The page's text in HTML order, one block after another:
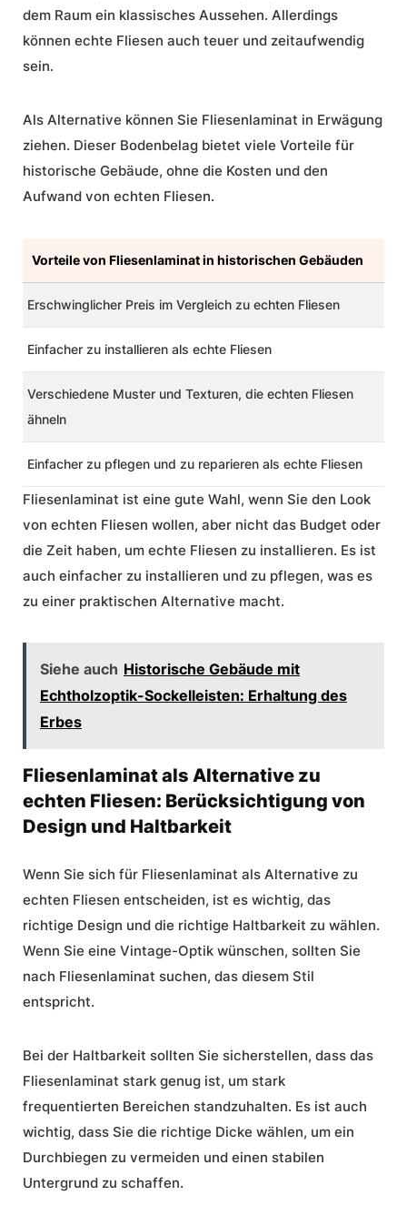
dem Raum ein klassisches Aussehen. Allerdings
können echte Fliesen auch teuer und zeitaufwendig
sein.
Als Alternative können Sie Fliesenlaminat in Erwägung
ziehen. Dieser Bodenbelag bietet viele Vorteile für
historische Gebäude, ohne die Kosten und den
Aufwand von echten Fliesen.
Vorteile von Fliesenlaminat in historischen Gebäuden
Erschwinglicher Preis im Vergleich zu echten Fliesen
Einfacher zu installieren als echte Fliesen
Verschiedene Muster und Texturen, die echten Fliesen
ähneln
Einfacher zu pflegen und zu reparieren als echte Fliesen
Fliesenlaminat ist eine gute Wahl, wenn Sie den Look
von echten Fliesen wollen, aber nicht das Budget oder
die Zeit haben, um echte Fliesen zu installieren. Es ist
auch einfacher zu installieren und zu pflegen, was es
zu einer praktischen Alternative macht.
Siehe auch Historische Gebäude mit
Echtholzoptik-Sockelleisten: Erhaltung des
Erbes
Fliesenlaminat als Alternative zu
echten Fliesen: Berücksichtigung von
Design und Haltbarkeit
Wenn Sie sich für Fliesenlaminat als Alternative zu
echten Fliesen entscheiden, ist es wichtig, das
richtige Design und die richtige Haltbarkeit zu wählen.
Wenn Sie eine Vintage-Optik wünschen, sollten Sie
nach Fliesenlaminat suchen, das diesem Stil
entspricht.
Bei der Haltbarkeit sollten Sie sicherstellen, dass das
Fliesenlaminat stark genug ist, um stark
frequentierten Bereichen standzuhalten. Es ist auch
wichtig, dass Sie die richtige Dicke wählen, um ein
Durchbiegen zu vermeiden und einen stabilen
Untergrund zu schaffen.